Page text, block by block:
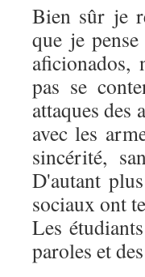
Bien sûr je
que je
aficionados,
pas se
attaques
avec les
sincérité,
D'autant
sociaux ont
Les
paroles et